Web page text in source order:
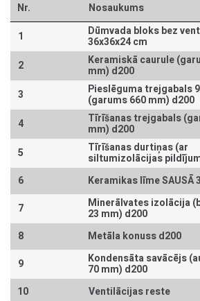
Nr. Nosaukums
1
Dūmvada bloks bez
36x36x24 cm
2
Keramiskā caurule
mm) d200
3
Pieslēguma trejgabals
(garums 660 mm) d200
4
Tīrīšanas trejgabals
mm) d200
5
Tīrīšanas durtiņas (ar
siltumizolācijas
6
Keramikas līme SAUSĀ
7
Minerālvates izolācija
23 mm) d200
8
Metāla konuss d200
9
Kondensāta savācējs
70 mm) d200
10
Ventilācijas reste